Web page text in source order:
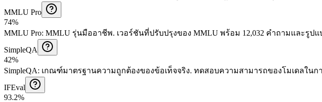
MMLU Pro
74%
MMLU Pro: MMLU รุ่นมืออาชีพ. เวอร์ชันที่ปรับปรุงของ MMLU พร้อม 12,032 คำถามและรูป
SimpleQA
42%
SimpleQA: เกณฑ์มาตรฐานความถูกต้องของข้อเท็จจริง. ทดสอบความสามารถของโมเดลในก
IFEval
93.2%